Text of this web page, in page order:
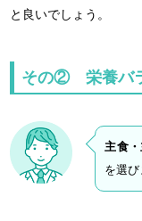
と良いでしょう。
その② 栄養バ
主食
を選び